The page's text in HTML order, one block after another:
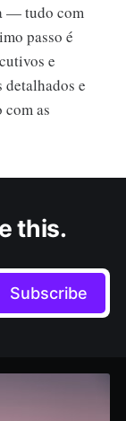
— tudo com
passo é
e
e
as
this.
Subscribe